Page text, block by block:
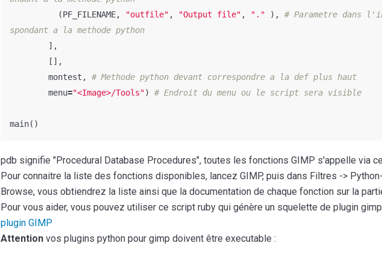
(PF_FILENAME, "outfile" , "Output file" , "." ),
# Parametre dans
],
[],
montest ,
menu="<Image>/Tools")
main()
pdb signifie "Procedural Database Procedures", toutes les fonctions GIMP s'appelle via
Pour connaitre la liste des fonctions disponibles, lancez GIMP, puis dans Filtres ->
Browse, vous obtiendrez la liste ainsi que la documentation de chaque fonction sur la
Pour vous aider, vous pouvez utiliser ce script ruby qui génère un squelette de plugin
plugin GIMP
Attention vos plugins python pour gimp doivent être executable :